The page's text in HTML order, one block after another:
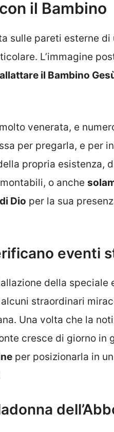
il Bambino
sulle pareti esterne di
L’immagine
il Bambino
venerata, e
per pregarla, e per
propria esistenza,
o anche
Dio per la sua
eventi
della speciale
straordinari
Una volta che la
cresce di giorno in
per posizionarla in